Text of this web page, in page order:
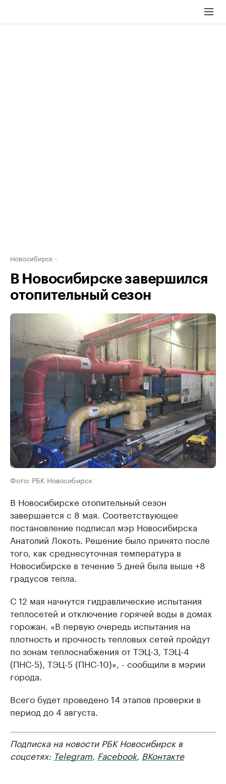
Новосибирск
В Новосибирске завершился
отопительный сезон
Фото: РБК Новосибирск
В Новосибирске отопительный сезон
завершается с 8 мая. Соответствующее
постановление подписал мэр Новосибирска
Анатолий Локоть. Решение было принято после
того, как среднесуточная температура в
Новосибирске в течение 5 дней была выше +8
градусов тепла.
С 12 мая начнутся гидравлические испытания
теплосетей и отключение горячей воды в домах
горожан. «В первую очередь испытания на
плотность и прочность тепловых сетей пройдут
по зонам теплоснабжения от ТЭЦ-3, ТЭЦ-4
(ПНС-5), ТЭЦ-5 (ПНС-10)», - сообщили в мэрии
города.
Всего будет проведено 14 этапов проверки в
период до 4 августа.
Подписка на новости РБК Новосибирск в
соцсетях: Telegram Facebook, ВКонтакте